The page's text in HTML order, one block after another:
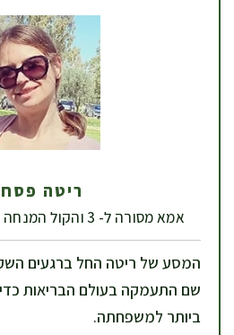
ריטה
אמא מסורה ל- 3 והקול המנחה של אתר נוטרי-מאיה
המסע של ריטה החל ברגעים
שם התעמקה בעולם הבריאות
ביותר למשפחתה.